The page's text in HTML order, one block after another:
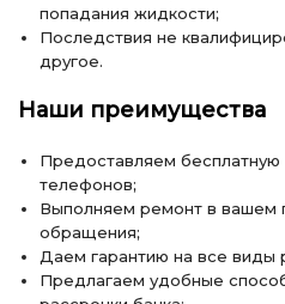
попадания жидкости;
Последствия не
другое.
Наши преимущества
Предоставляем бесплатную
телефонов;
Выполняем ремонт в вашем
обращения;
Даем гарантию на все виды
Предлагаем удобные